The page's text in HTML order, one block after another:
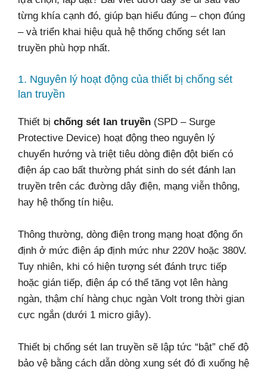
từng khía cạnh đó, giúp bạn hiểu đúng – chọn đúng
– và triển khai hiệu quả hệ thống chống sét lan
truyền phù hợp nhất.
1. Nguyên lý hoạt động của thiết bị chống sét
lan truyền
Thiết bị chống sét lan truyền (SPD – Surge
Protective Device) hoạt động theo nguyên lý
chuyển hướng và triệt tiêu dòng điện đột biến có
điện áp cao bất thường phát sinh do sét đánh lan
truyền trên các đường dây điện, mạng viễn thông,
hay hệ thống tín hiệu.
Thông thường, dòng điện trong mạng hoạt động ổn
định ở mức điện áp định mức như 220V hoặc 380V.
Tuy nhiên, khi có hiện tượng sét đánh trực tiếp
hoặc gián tiếp, điện áp có thể tăng vọt lên hàng
ngàn, thậm chí hàng chục ngàn Volt trong thời gian
cực ngắn (dưới 1 micro giây).
Thiết bị chống sét lan truyền sẽ lập tức “bật” chế độ
bảo vệ bằng cách dẫn dòng xung sét đó đi xuống hệ